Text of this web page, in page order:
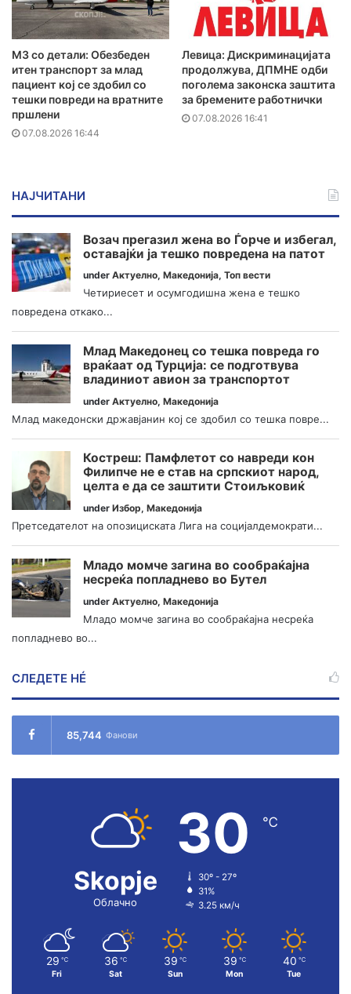
MЗ со детали: Обезбеден
итен транспорт за млад
пациент кој се здобил со
тешки повреди на вратните
пршлени
07.08.2026 16:44
Левица: Дискриминацијата
продолжува, ДПМНЕ одби
поголема законска заштита
за бремените работнички
07.08.2026 16:41
НАЈЧИТАНИ
Возач прегазил жена во Ѓорче и избегал,
оставајќи ја тешко повредена на патот
under Актуелно, Македонија, Топ вести
Четириесет и осумгодишна жена е тешко
повредена откако...
Млад Македонец со тешка повреда го
враќаат од Турција: се подготвува
владиниот авион за транспортот
under Актуелно, Македонија
Млад македонски државјанин кој се здобил со тешка повре...
Костреш: Памфлетот со навреди кон
Филипче не е став на српскиот народ,
целта е да се заштити Стоиљковиќ
under Избор, Македонија
Претседателот на опозициската Лига на социјалдемократи...
Младо момче загина во сообраќајна
несреќа попладнево во Бутел
under Актуелно, Македонија
Младо момче загина во сообраќајна несреќа
попладнево во...
СЛЕДЕТЕ НÉ
85,744 Фанови
Skopje
Облачно
30 ℃
30º - 27º
31%
3.25 км/ч
29 ℃
Fri
36 ℃
Sat
39 ℃
Sun
39 ℃
Mon
40 ℃
Tue